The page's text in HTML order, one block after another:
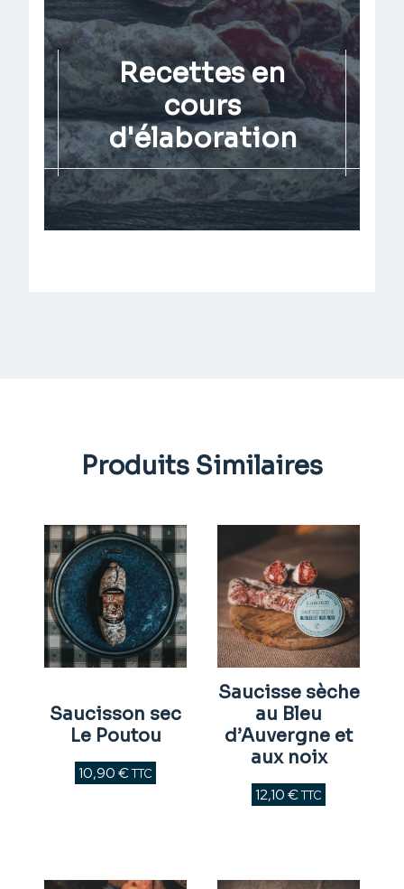
Recettes en
cours
d'élaboration
Produits Similaires
Saucisson sec
Le Poutou
10,90€TTC
Saucisse sèche
au Bleu
d’Auvergne et
aux noix
12,10€TTC
Plage
Plage